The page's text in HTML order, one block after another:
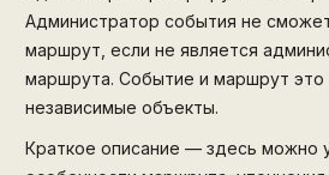
Администратор события не
маршрут, если не является
маршрута. Событие и маршрут это
независимые объекты.
Краткое описание — здесь можно